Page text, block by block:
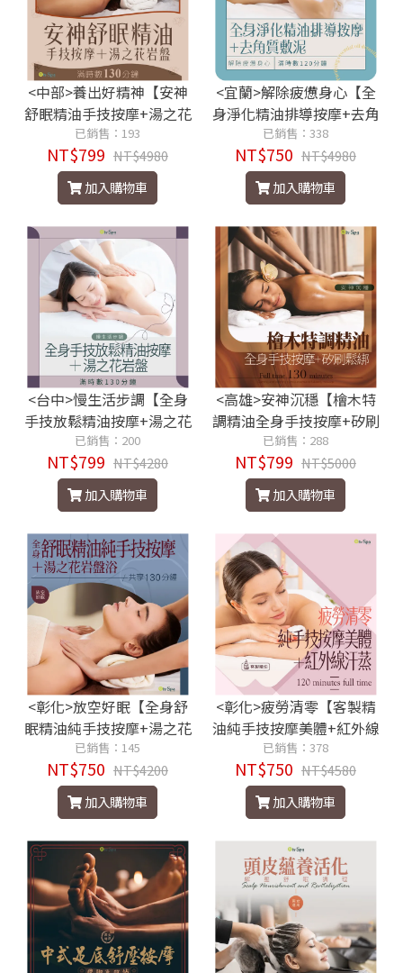
<中部>養出好精神【安神
舒眠精油手技按摩+湯之花
岩盤】130分鐘799元
已銷售：193
NT$799 NT$4980
加入購物車
<宜蘭>解除疲憊身心【全
身淨化精油排導按摩+去角
質敷泥】120分鐘750元
已銷售：338
NT$750 NT$4980
加入購物車
<台中>慢生活步調【全身
手技放鬆精油按摩+湯之花
岩盤】130分鐘799元
已銷售：200
NT$799 NT$4280
加入購物車
<高雄>安神沉穩【檜木特
調精油全身手技按摩+矽刷
鬆綁】130分鐘799元
已銷售：288
NT$799 NT$5000
加入購物車
<彰化>放空好眠【全身舒
眠精油純手技按摩+湯之花
岩盤浴】130分鐘750元
已銷售：145
NT$750 NT$4200
加入購物車
<彰化>疲勞清零【客製精
油純手技按摩美體+紅外線
汗蒸】滿時120分鐘750元
已銷售：378
NT$750 NT$4580
加入購物車